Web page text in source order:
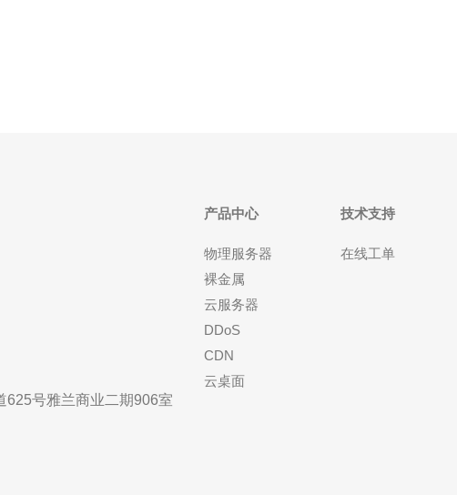
625号雅兰商业二期906室
产品中心
物理服务器
裸金属
云服务器
DDoS
CDN
云桌面
技术支持
在线工单